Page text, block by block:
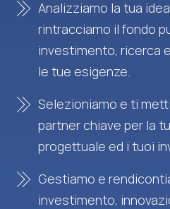
Analizziamo la tua
rintracciamo il fondo
investimento, ricerca
le tue esigenze.
Selezioniamo e ti
partner chiave per la
progettuale ed i tuoi
Gestiamo e
investimento,